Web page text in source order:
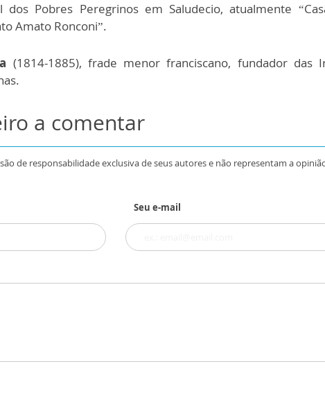
Pobres Peregrinos em Saludecio, atualmente
Amato Ronconi”.
(1814-1885), frade menor franciscano, fundador das
a comentar
de responsabilidade exclusiva de seus autores e não representam a
Seu e-mail